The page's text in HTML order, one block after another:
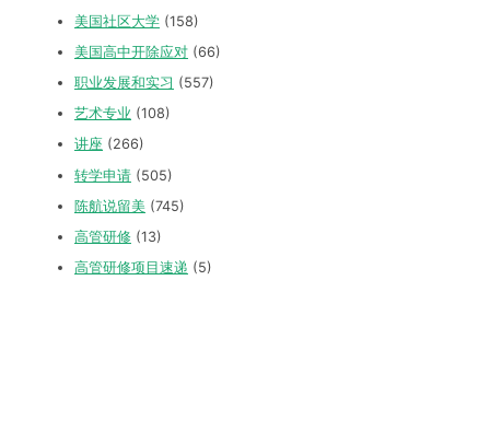
美国社区大学 (158)
美国高中开除应对 (66)
职业发展和实习 (557)
艺术专业 (108)
讲座 (266)
转学申请 (505)
陈航说留美 (745)
高管研修 (13)
高管研修项目速递 (5)